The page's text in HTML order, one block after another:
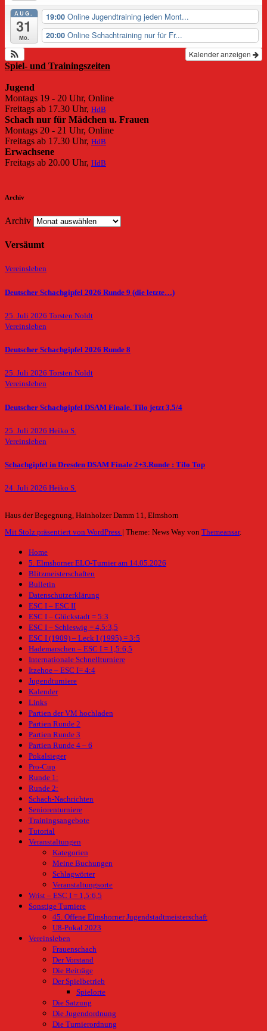
AUG.
31
Mo.
19:00 Online Jugendtraining jeden Mont...
20:00 Online Schachtraining nur für Fr...
Kalender anzeigen
Spiel- und Trainingszeiten
Jugend
Montags 19 - 20 Uhr, Online
Freitags ab 17.30 Uhr, HdB
Schach nur für Mädchen u. Frauen
Montags 20 - 21 Uhr, Online
Freitags ab 17.30 Uhr, HdB
Erwachsene
Freitags ab 20.00 Uhr, HdB
Archiv
Archiv
Versäumt
Vereinsleben
Deutscher Schachgipfel 2026 Runde 9 (die letzte…)
25. Juli 2026 Torsten Noldt
Vereinsleben
Deutscher Schachgipfel 2026 Runde 8
25. Juli 2026 Torsten Noldt
Vereinsleben
Deutscher Schachgipfel DSAM Finale. Tilo jetzt 3,5/4
25. Juli 2026 Heiko S.
Vereinsleben
Schachgipfel in Dresden DSAM Finale 2+3.Runde : Tilo Top
24. Juli 2026 Heiko S.
Haus der Begegnung, Hainholzer Damm 11, Elmshorn
Mit Stolz präsentiert von WordPress
Theme: News Way von Themeansar.
Home
5. Elmshorner ELO-Turnier am 14.05.2026
Blitzmeisterschaften
Bulletin
Datenschutzerklärung
ESC I – ESC II
ESC I – Glückstadt = 5:3
ESC I – Schleswig = 4,5:3,5
ESC I (1909) – Leck I (1995) = 3:5
Hademarschen – ESC I = 1,5:6,5
Internationale Schnellturniere
Itzehoe – ESC I= 4:4
Jugendturniere
Kalender
Links
Partien der VM hochladen
Partien Runde 2
Partien Runde 3
Partien Runde 4 – 6
Pokalsieger
Pro-Cup
Runde 1:
Runde 2:
Schach-Nachrichten
Seniorenturniere
Trainingsangebote
Tutorial
Veranstaltungen
Kategorien
Meine Buchungen
Schlagwörter
Veranstaltungsorte
Wrist – ESC I = 1,5:6,5
Sonstige Turniere
45. Offene Elmshorner Jugendstadtmeisterschaft
U8-Pokal 2023
Vereinsleben
Frauenschach
Der Vorstand
Die Beiträge
Der Spielbetrieb
Spielorte
Die Satzung
Die Jugendordnung
Die Turnierordnung